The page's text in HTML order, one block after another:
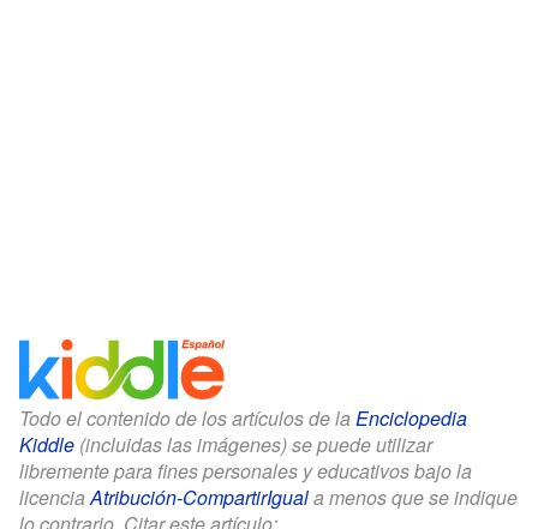
Todo el contenido de los artículos de la Enciclopedia
Kiddle (incluidas las imágenes) se puede utilizar
libremente para fines personales y educativos bajo la
licenciaAtribución-CompartirIguala menos que se indique